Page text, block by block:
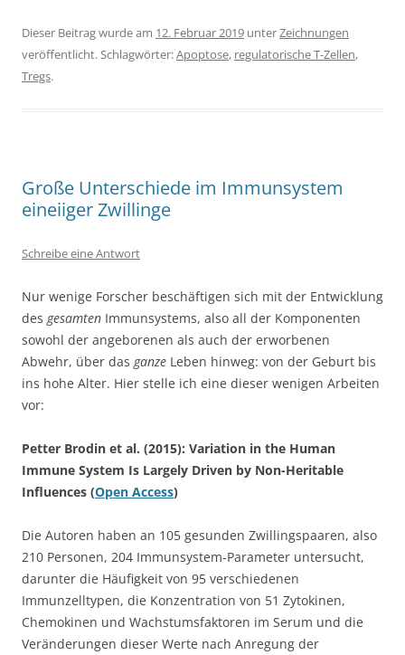
Dieser Beitrag wurde am 12. Februar 2019 unterZeichnungen
veröffentlicht. Schlagwörter:Apoptose, regulatorische T-Zellen,
Tregs.
Große Unterschiede im Immunsystem
eineiiger Zwillinge
Schreibe eine Antwort
Nur wenige Forscher beschäftigen sich mit der Entwicklung
des gesamten Immunsystems, also all der Komponenten
sowohl der angeborenen als auch der erworbenen
Abwehr, über das ganze Leben hinweg: von der Geburt bis
ins hohe Alter. Hier stelle ich eine dieser wenigen Arbeiten
vor:
Petter Brodin et al. (2015): Variation in the Human
Immune System Is Largely Driven by Non-Heritable
Influences (Open Access)
Die Autoren haben an 105 gesunden Zwillingspaaren, also
210 Personen, 204 Immunsystem-Parameter untersucht,
darunter die Häufigkeit von 95 verschiedenen
Immunzelltypen, die Konzentration von 51 Zytokinen,
Chemokinen und Wachstumsfaktoren im Serum und die
Veränderungen dieser Werte nach Anregung der